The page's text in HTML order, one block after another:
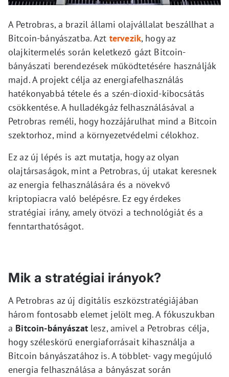
A Petrobras, a brazil állami olajvállalat beszállhat a
Bitcoin-bányászatba. Azt tervezik, hogy az
olajkitermelés során keletkező gázt Bitcoin-
bányászati berendezések működtetésére használják
majd. A projekt célja az energiafelhasználás
hatékonyabbá tétele és a szén-dioxid-kibocsátás
csökkentése. A hulladékgáz felhasználásával a
Petrobras reméli, hogy hozzájárulhat mind a Bitcoin
szektorhoz, mind a környezetvédelmi célokhoz.
Ez az új lépés is azt mutatja, hogy az olyan
olajtársaságok, mint a Petrobras, új utakat keresnek
az energia felhasználására és a növekvő
kriptopiacra való belépésre. Ez egy érdekes
stratégiai irány, amely ötvözi a technológiát és a
fenntarthatóságot.
Mik a stratégiai irányok?
A Petrobras az új digitális eszközstratégiájában
három fontosabb elemet jelölt meg. A fókuszukban
a Bitcoin-bányászatlesz, amivel a Petrobras célja,
hogy széleskörű energiaforrásait kihasználja a
Bitcoin bányászatához is. A többlet- vagy megújuló
energia felhasználása a bányászat során